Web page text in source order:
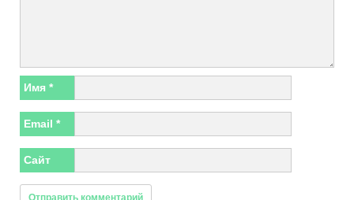
Имя *
Email *
Сайт